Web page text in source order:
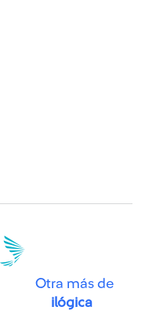
Otra más de
ilógica